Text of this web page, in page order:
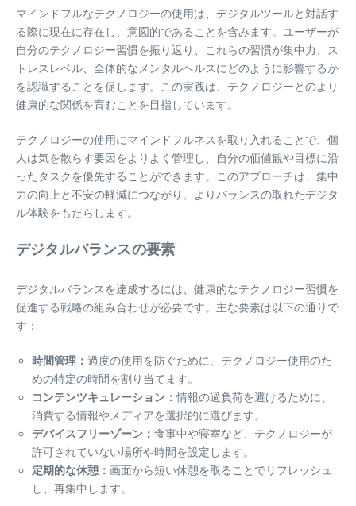
マインドフルなテクノロジーの使用は、デジタルツールと対話す
る際に現在に存在し、意図的であることを含みます。ユーザーが
自分のテクノロジー習慣を振り返り、これらの習慣が集中力、ス
トレスレベル、全体的なメンタルヘルスにどのように影響するか
を認識することを促します。この実践は、テクノロジーとのより
健康的な関係を育むことを目指しています。
テクノロジーの使用にマインドフルネスを取り入れることで、個
人は気を散らす要因をよりよく管理し、自分の価値観や目標に沿
ったタスクを優先することができます。このアプローチは、集中
力の向上と不安の軽減につながり、よりバランスの取れたデジタ
ル体験をもたらします。
デジタルバランスの要素
デジタルバランスを達成するには、健康的なテクノロジー習慣を
促進する戦略の組み合わせが必要です。主な要素は以下の通りで
す：
時間管理： 過度の使用を防ぐために、テクノロジー使用のた
めの特定の時間を割り当てます。
コンテンツキュレーション：情報の過負荷を避けるために、
消費する情報やメディアを選択的に選びます。
デバイスフリーゾーン： 食事中や寝室など、テクノロジーが
許可されていない場所や時間を設定します。
定期的な休憩： 画面から短い休憩を取ることでリフレッシュ
し、再集中します。